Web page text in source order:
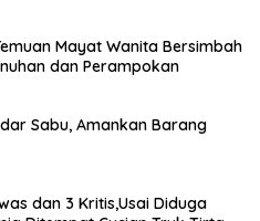
Mayat Wanita Bersimbah
dan Perampokan
Sabu, Amankan Barang
dan 3 Kritis,Usai Diduga